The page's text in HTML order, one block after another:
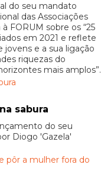
do seu mandato
das Associações
FORUM sobre os “25
em 2021 e reflete
jovens e a sua ligação
riquezas do
mais amplos”.
sabura
do seu
Diogo 'Gazela'